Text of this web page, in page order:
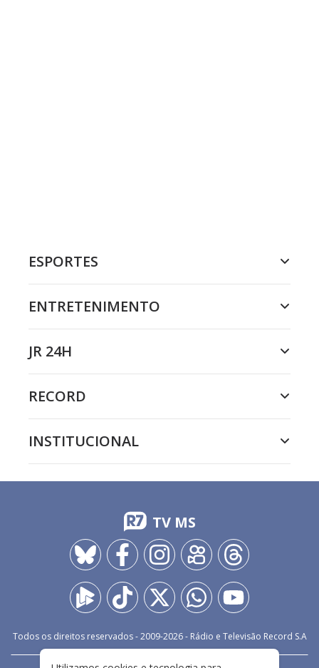
ESPORTES
ENTRETENIMENTO
JR 24H
RECORD
INSTITUCIONAL
TV MS
Todos os direitos reservados - 2009-2026- Rádio e Televisão Record S.A